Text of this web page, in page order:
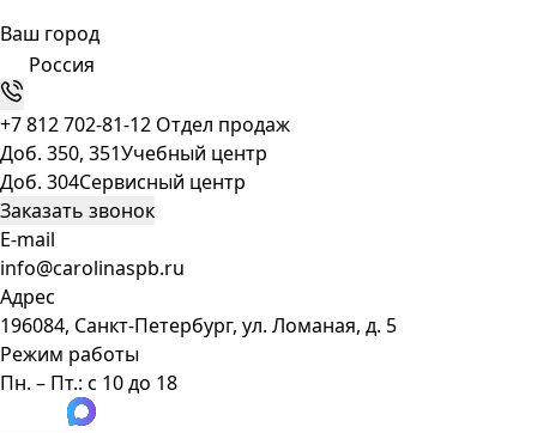
Ваш город
Россия
+7 812 702-81-12 Отдел продаж
Доб. 350, 351Учебный центр
Доб. 304Сервисный центр
Заказать звонок
E-mail
info@carolinaspb.ru
Адрес
196084, Санкт-Петербург, ул. Ломаная, д. 5
Режим работы
Пн. – Пт.: с 10 до 18